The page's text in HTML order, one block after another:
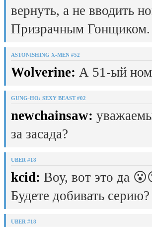
вернуть, а не вводить
Призрачным Гонщиком.
ASTONISHING X-MEN #52
Wolverine: А 51-ый
GUNG-HO: SEXY BEAST #02
newchainsaw:
за засада?
UBER #18
kcid: Воу, вот это да
Будете добивать серию?
UBER #18